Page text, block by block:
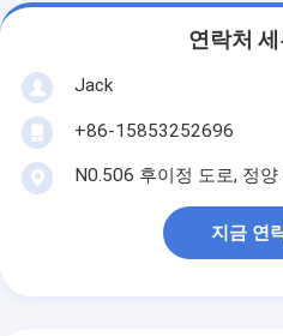
연락처
Jack
+86-15853252696
N0.506 후이정 도로, 정양
지금 연